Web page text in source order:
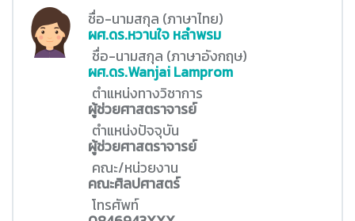
ชื่อ-นามสกุล (ภาษาไทย)
ผศ.ดร.หวานใจ หลำพรม
ชื่อ-นามสกุล (ภาษาอังกฤษ)
ผศ.ดร.Wanjai Lamprom
ตำแหน่งทางวิชาการ
ผู้ช่วยศาสตราจารย์
ตำแหน่งปัจจุบัน
ผู้ช่วยศาสตราจารย์
คณะ/หน่วยงาน
คณะศิลปศาสตร์
โทรศัพท์